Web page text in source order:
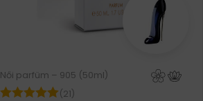
Női parfüm – 905 (50ml)
(21)